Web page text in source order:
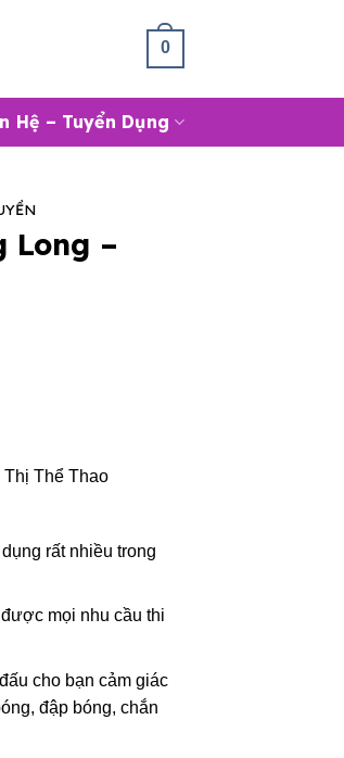
0
Hệ – Tuyển Dụng
Long –
số lượng
Thị Thể Thao
rất nhiều trong
mọi nhu cầu thi
cho bạn cảm giác
đập bóng, chắn